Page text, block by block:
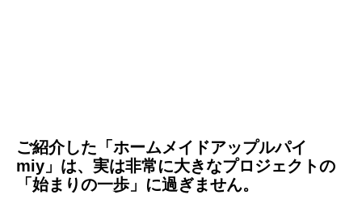
ご紹介した「ホームメイドアップルパイ
miy」は、実は非常に大きなプロジェクトの
「始まりの一歩」に過ぎません。